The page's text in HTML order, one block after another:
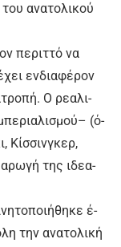
α­να­το­λι­κού
πε­ριτ­τό να
εν­δια­φέ­ρον
Ο ρε­α­λι­
(ό­
Κίσ­σιν­γκερ,
α­ρω­γή της ι­δε­α­
έ­
την α­να­το­λι­κή